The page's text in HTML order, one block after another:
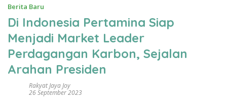
Berita Baru
Di Indonesia Pertamina Siap
Menjadi Market Leader
Perdagangan Karbon, Sejalan
Arahan Presiden
Rakyat Jaya Joy
26 September 2023